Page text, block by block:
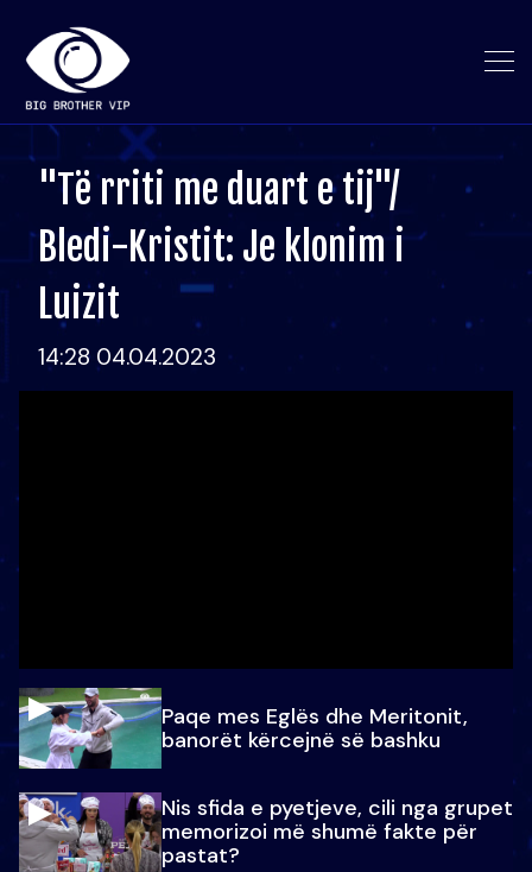
"Të rriti me duart e tij"/
Bledi-Kristit: Je klonim i
Luizit
14:28 04.04.2023
Paqe mes Eglës dhe Meritonit,
banorët kërcejnë së bashku
Nis sfida e pyetjeve, cili nga grupet
memorizoi më shumë fakte për
pastat?